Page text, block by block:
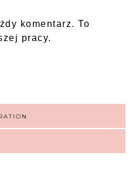
komentarz. To
pracy.